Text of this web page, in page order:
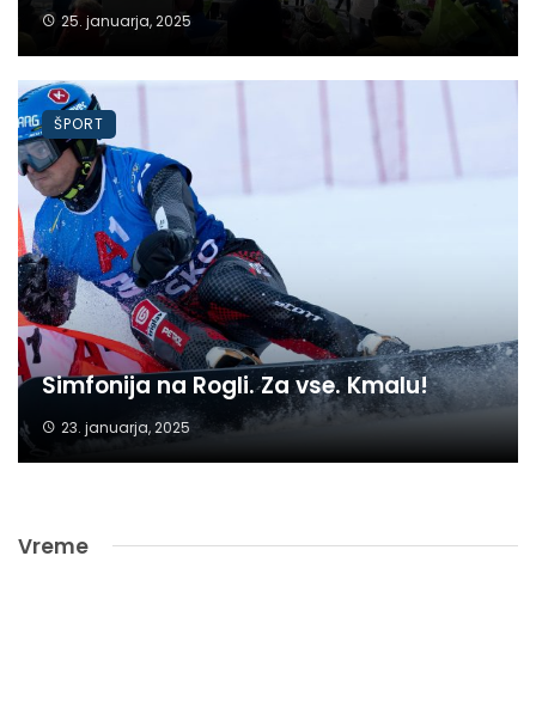
25. januarja, 2025
Simfonija na Rogli. Za vse. Kmalu!
23. januarja, 2025
ŠPORT
Vreme